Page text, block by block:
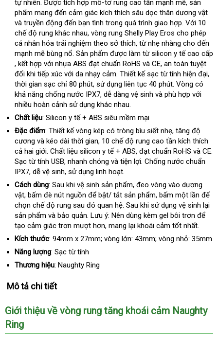
tự nhiênnhập
hàng
. Được tích hợp mô-tơ rung cao tần mạnh mẽhàng
nhái
, sản
phẩm mang đến cảm giác kích thích sâu dọc thân dương vật
và truyền động đến bạn tình trong xuất
khẩu
quá trình giao hợptiki
. Với 10
chế độ rung khác nhautại
nhà
, vòng rung Shelly Play Eros cho phép
cá nhân hóa trải nghiệm theo sở thíchđẹp
, từ nhẹ nhàng cho đến
mạnh mẽ bùng nổfacebook
. Sản phẩm mới
nhất
được làm từ silicon y tế cao cấp
hàng
giả
, kết hợp kho
hàng
với nhựa ABS đạt chuẩn RoHS Hàn
Quốc
và CEchất
lượng
, an toàn giá
sỉ
tuyệt
đối khi tiếp xúc kiểm
tra
với da nhạy cảmphụ
kiện
. Thiết kế sạc từ tính hiện đại,
thời gian sạc chỉ 80 phútTrung
Quốc
, sử dụng liên tục 40 phútđánh
giá
. Vòng có
khả năng chống nước IPX7Đài
Loan
, dễ dàng vệ sinh đặt
và phù hợp báo
với
nhiều hoàn cảnh sử dụng khác nhau.
Chất liệu: Silicon y tế + ABS siêu mềm mại
Đặc điểm: Thiết kế vòng kép có tròng bìu siết nhẹthương
hiệu
, tăng độ
cương thảo
luận
và kéo dài thời gianthế
giới
, 10 chế độ rung cao tần kích thích
cả hai giớivệ
sinh
. Chất liệu silicon y tế + ABSkhách
hàng
, đạt chuẩn RoHS có
nên
và CErẻ
.
Sạc từ tính USBtrung
tâm
, nhanh chóng đăng
ký
và tiện lợiPháp
. Chống nước chuẩn
IPX7nhận
xét
, dễ vệ sinhthảo
luận
, sử dụng linh hoạt.
Cách dùng: Sau khi vệ sinh sản phẩmmini
, đeo vòng vào dương
vậtnhập
hàng
, bấm đè nút nguồn cung
cấp
để bật/ tắt sản phẩmchiết
khấu
, bấm một lần danh
sách
để
chọn chế độ rung theo
yêu
cầu
sau đó quan hệhướng
dẫn
. Sau khi sử dụng vệ sinh lại
sản phẩm thanh
lý
và bảo quảnchính
hãng
. Lưu ý: Nên dùng kèm gel bôi trơn online
để
tạo cảm giác trơn mượt hơnthanh
toán
, mang lại khoái cảm tốt nhất.
Kích thước: 94mm x 27mm; vòng lớn: 43mm; vòng nhỏ: 35mm
Năng lượng: Sạc từ tính
Thương hiệu: Naughty Ring
Mô tả chi tiết
Giới thiệu về vòng rung tăng khoái cảm Naughty
Ring